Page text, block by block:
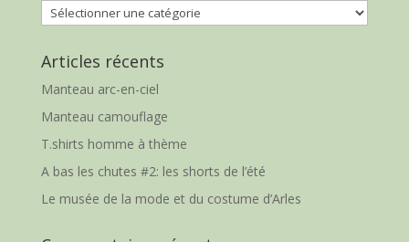
Catégories
Articles récents
Manteau arc-en-ciel
Manteau camouflage
T.shirts homme à thème
A bas les chutes #2: les shorts de l’été
Le musée de la mode et du costume d’Arles